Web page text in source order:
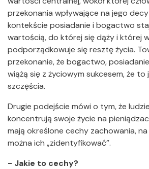
przekonania wpływające na jego
kontekście posiadanie i bogactwo
wartością, do której się dąży i której
podporządkowuje się resztę życia.
przekonanie, że bogactwo,
wiążą się z życiowym sukcesem, że
szczęścia.
Drugie podejście mówi o tym, że
koncentrują swoje życie na
mają określone cechy zachowania,
można ich „zidentyfikować”.
- Jakie to cechy?